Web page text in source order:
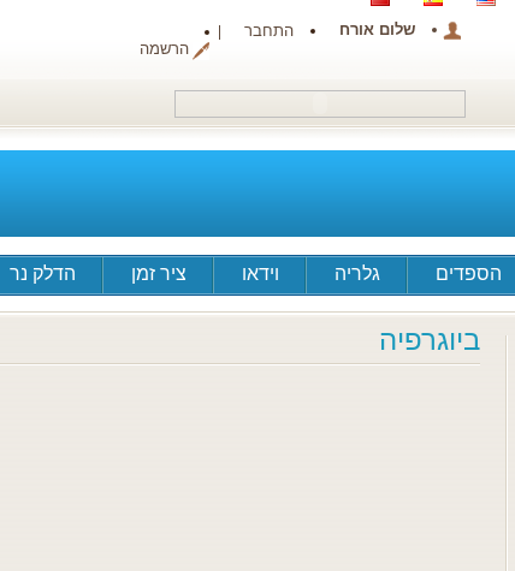
שלום אורח
התחבר
הרשמה
הספדים גלריה וידאו ציר זמן הדלק נר
ביוגרפיה